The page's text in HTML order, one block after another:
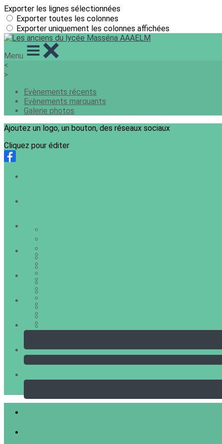
Exporter les lignes sélectionnées
Exporter toutes les colonnes
Exporter uniquement les colonnes affichées
Menu
<
>
Evènements récents
Evènements marquants
Galerie photos
Ajoutez un logo, un bouton, des réseaux sociaux
Cliquez pour éditer